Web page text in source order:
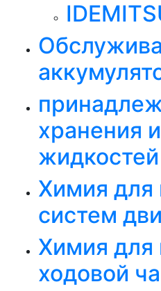
хранения
жидкостей
Химия для
систем
Химия для
ходовой